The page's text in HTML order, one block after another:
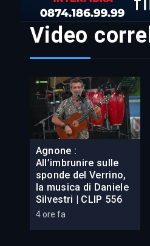
Video
Agnone :
All’imbrunire sulle
sponde del Verrino,
la musica di Daniele
Silvestri | CLIP 556
4 ore fa